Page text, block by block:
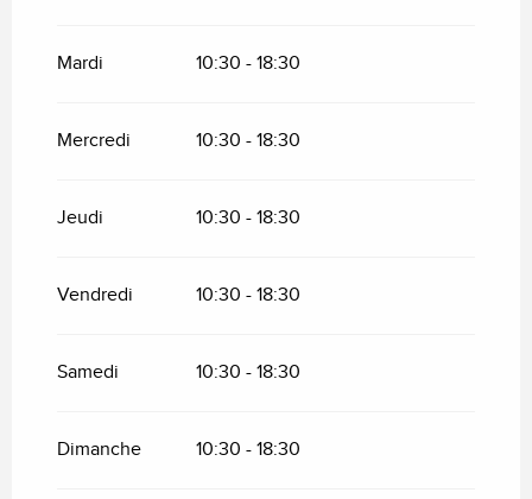
Mardi 10:30 - 18:30
Mercredi 10:30 - 18:30
Jeudi 10:30 - 18:30
Vendredi 10:30 - 18:30
Samedi 10:30 - 18:30
Dimanche 10:30 - 18:30